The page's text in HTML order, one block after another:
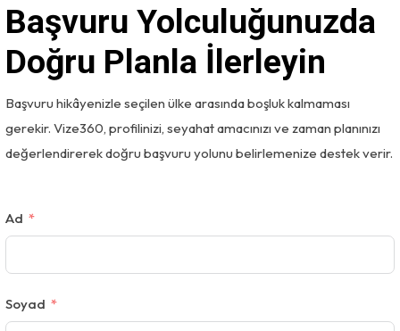
Başvuru Yolculuğunuzda
Doğru Planla İlerleyin
Başvuru hikâyenizle seçilen ülke arasında boşluk kalmaması
gerekir. Vize360, profilinizi, seyahat amacınızı ve zaman planınızı
değerlendirerek doğru başvuru yolunu belirlemenize destek verir.
Ad
Soyad